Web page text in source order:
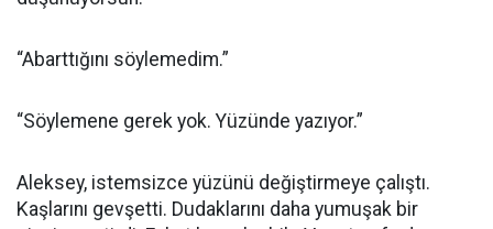
“Abarttığını söylemedim.”
“Söylemene gerek yok. Yüzünde yazıyor.”
Aleksey, istemsizce yüzünü değiştirmeye çalıştı.
Kaşlarını gevşetti. Dudaklarını daha yumuşak bir